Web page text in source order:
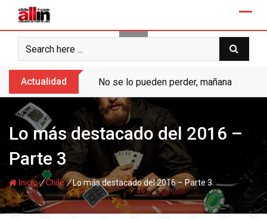
content
Actualidad No se lo pueden perder, mañana “Ases
Lo más destacado del 2016 –
Parte 3
Inicio/Chile/Lo más destacado del 2016 – Parte 3